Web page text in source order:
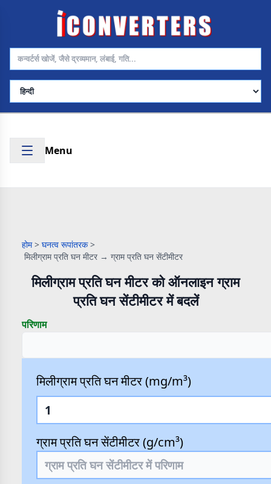
भाषा चुनें
Menu
होम > घनत्व रूपांतरक >
मिलीग्राम प्रति घन मीटर → ग्राम प्रति घन सेंटीमीटर
मिलीग्राम प्रति घन मीटर को ऑनलाइन ग्राम
प्रति घन सेंटीमीटर में बदलें
परिणाम
मिलीग्राम प्रति घन मीटर (mg/m³)
ग्राम प्रति घन सेंटीमीटर (g/cm³)